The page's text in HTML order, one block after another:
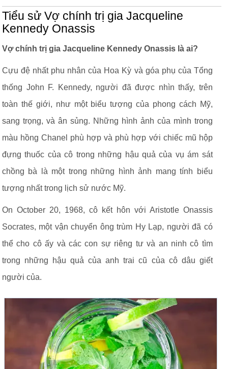
Tiểu sử Vợ chính trị gia Jacqueline
Kennedy Onassis
Vợ chính trị gia Jacqueline Kennedy Onassis là ai?
Cựu đệ nhất phu nhân của Hoa Kỳ và góa phụ của Tổng
thống John F. Kennedy, người đã được nhìn thấy, trên
toàn thế giới, như một biểu tượng của phong cách Mỹ,
sang trọng, và ân sủng. Những hình ảnh của mình trong
màu hồng Chanel phù hợp và phù hợp với chiếc mũ hộp
đựng thuốc của cô trong những hậu quả của vụ ám sát
chồng bà là một trong những hình ảnh mang tính biểu
tượng nhất trong lịch sử nước Mỹ.
On October 20, 1968, cô kết hôn với Aristotle Onassis
Socrates, một vận chuyển ông trùm Hy Lạp, người đã có
thể cho cô ấy và các con sự riêng tư và an ninh cô tìm
trong những hậu quả của anh trai cũ của cô dâu giết
người của.